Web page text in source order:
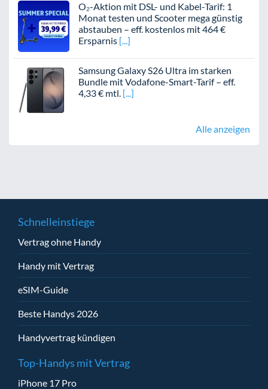
O₂-Aktion mit DSL- und Kabel-Tarif: 1
Monat testen und Scooter mega günstig
abstauben – eff. kostenlos mit 464 €
Ersparnis
Samsung Galaxy S26 Ultra im starken
Bundle mit Vodafone-Smart-Tarif – eff.
4,33 € mtl.
Alle anzeigen
Schnelleinstiege
Vertrag ohne Handy
Handy mit Vertrag
eSIM-Guide
Beste Handys 2026
Handyvertrag kündigen
Top-Handys mit Vertrag
iPhone 17 Pro